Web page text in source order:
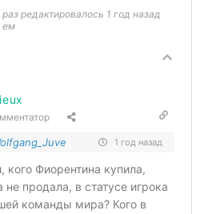
редактировалось 1 год назад
ем
1 год назад
Фиорентина купила,
не продала, в статусе игрока
команды мира? Кого в